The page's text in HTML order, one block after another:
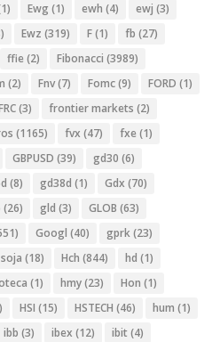
Ewg (1) ewh (4) ewj (3)
Ewz (319) F(1) fb (27)
ffie (2) Fibonacci (3989)
(2) Fnv(7) Fomc(9) FORD (1)
(3) frontier markets (2)
(1165) fvx (47) fxe (1)
GBPUSD (39) gd30 (6)
(8) gd38d (1) Gdx (70)
(26) gld (3) GLOB (63)
Googl (40) gprk(23)
(18) Hch (844) hd (1)
(1) hmy(23) Hon (1)
HSI (15) HSTECH (46) hum (1)
ibb (3) ibex (12) ibit (4)